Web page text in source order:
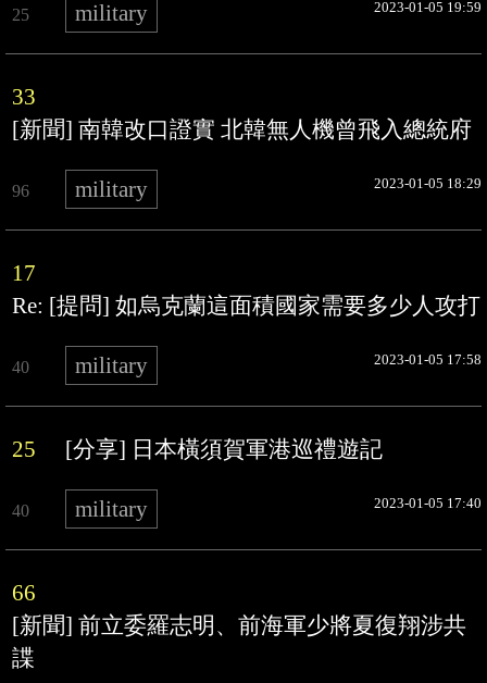
25 military 2023-01-05 19:59
33
[新聞] 南韓改口證實 北韓無人機曾飛入總統府
96 military 2023-01-05 18:29
17
Re: [提問] 如烏克蘭這面積國家需要多少人攻打
40 military 2023-01-05 17:58
25 [分享] 日本橫須賀軍港巡禮遊記
40 military 2023-01-05 17:40
66
[新聞] 前立委羅志明、前海軍少將夏復翔涉共
諜